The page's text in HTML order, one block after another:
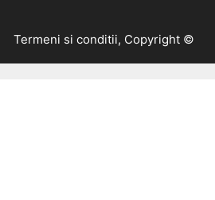
Termeni si conditii, Copyright ©